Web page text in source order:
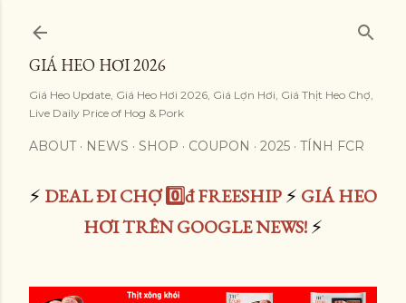
GIÁ HEO HƠI 2026
Giá Heo Update, Giá Heo Hơi 2026, Giá Lợn Hơi, Giá Thịt Heo Chợ,
Live Daily Price of Hog & Pork
ABOUT NEWS SHOP COUPON 2025 TÍNH FCR
⚡ DEAL ĐI CHỢ 0️⃣đ FREESHIP⚡ GIÁ HEO
HƠI TRÊN GOOGLE NEWS!⚡